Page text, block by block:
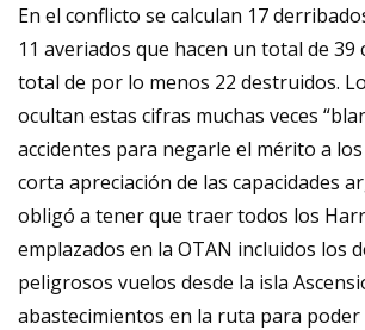
En el conflicto se calculan 17
11 averiados que hacen un total de
total de por lo menos 22 destruidos.
ocultan estas cifras muchas veces
accidentes para negarle el mérito a
corta apreciación de las capacidades
obligó a tener que traer todos los
emplazados en la OTAN incluidos los
peligrosos vuelos desde la isla
abastecimientos en la ruta para